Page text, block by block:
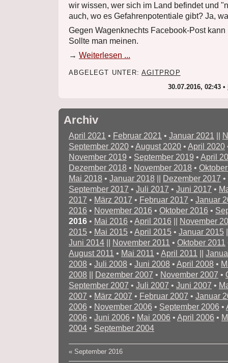
wir wissen, wer sich im Land befindet und
auch, wo es Gefahren­potentiale gibt? Ja,
Gegen Wagenknechts Facebook-Post
Sollte man meinen.
→ Weiterlesen ...
ABGELEGT UNTER:AGITPROP
30.07.2016, 02:43 •
Archiv
April 2021 • Februar 2021 • Januar 2021
September 2020 • August 2020 • April 2020
November 2019 • September 2019 • April
Dezember 2018 • November 2018 •
Mai 2018 • Januar 2018 Dezember 2017 •
September 2017 • Juli 2017 • Juni 2017 •
2017 • März 2017 • Februar 2017 • Januar
2016 • November 2016 • Oktober 2016 •
2016 • Mai 2016 • April 2016
November
2015 • Mai 2015 • April 2015 • Januar 2015
Juni 2014
November 2011 • Oktober 2011
August 2011 • Mai 2011 • April 2011
2008 • Juli 2008 • Juni 2008 • April 2008 •
2008
Dezember 2007 • November 2007 •
September 2007 • Juli 2007 • Juni 2007 •
2007 • März 2007 • Februar 2007 • Januar
2006 • November 2006 • September 2006 •
2006 • Juni 2006 • Mai 2006 • April 2006 •
2004 • September 2004
« September 2016